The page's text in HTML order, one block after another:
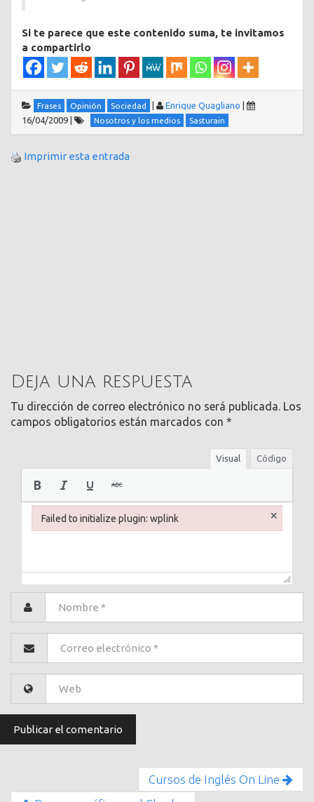
Si te parece que este contenido suma, te invitamos
a compartirlo
Frases Opinión Sociedad | Enrique Quagliano |
16/04/2009 | Nosotros y los medios Sasturain
Imprimir esta entrada
Deja una respuesta
Tu dirección de correo electrónico no será publicada. Los
campos obligatorios están marcados con *
Visual Código
Cursos de Inglés On Line
Failed to initialize plugin: wplink ×
Failed to initialize plugin: wplink